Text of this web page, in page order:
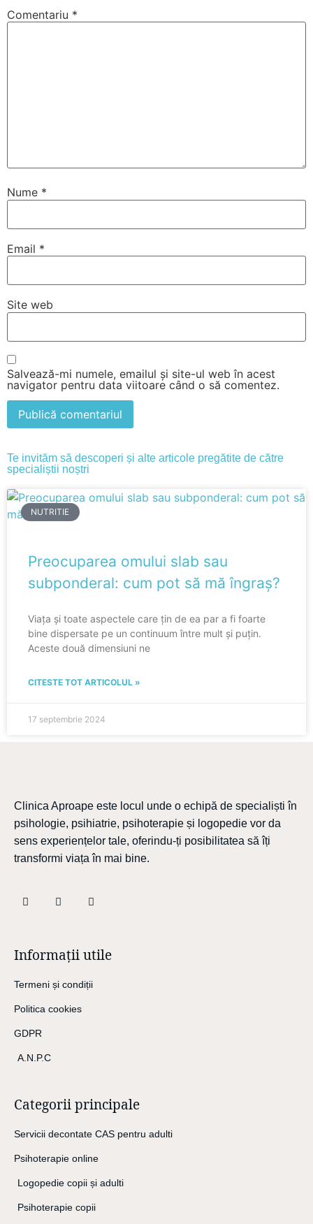
Comentariu *
Nume *
Email *
Site web
Salvează-mi numele, emailul și site-ul web în acest
navigator pentru data viitoare când o să comentez.
Te invităm să descoperi și alte articole pregătite de către
specialiștii noștri
NUTRITIE
Preocuparea omului slab sau
subponderal: cum pot să mă îngraș?
Viața și toate aspectele care țin de ea par a fi foarte
bine dispersate pe un continuum între mult și puțin.
Aceste două dimensiuni ne
CITESTE TOT ARTICOLUL »
17 septembrie 2024
Clinica Aproape este locul unde o echipă de specialiști în
psihologie, psihiatrie, psihoterapie și logopedie vor da
sens experiențelor tale, oferindu-ți posibilitatea să îți
transformi viața în mai bine.
Informații utile
Termeni și condiții
Politica cookies
GDPR
A.N.P.C
Categorii principale
Servicii decontate CAS pentru adulti
Psihoterapie online
Logopedie copii și adulti
Psihoterapie copii